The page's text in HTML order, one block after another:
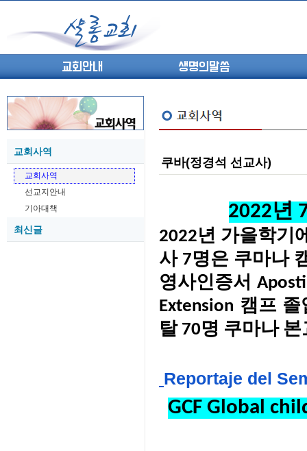
교회안내 생명의말씀
교회사역
교회사역
선교지안내
기아대책
최신글
05-27 (고린도전서13) 고전8:1-13 ...
(고린도전서10) 고전6:1~11 ...
05-20 (고린도전서9) 고전5:1-13 ...
(고린도전서8) 고전4 9-21 교...
05-18 (고린도전서7) 고전4:1-8 판...
쿠바(정경석 선교사)
2022년
2022년 가을학기
사 7명은 쿠마나
영사인증서
Extension 캠프
탈 70명 쿠마나
Reportaje del
GCF Global